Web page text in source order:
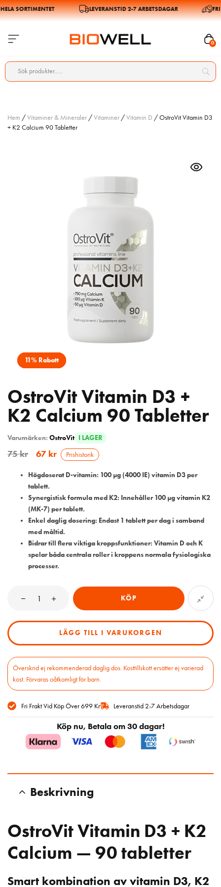
SORTIMENTET LEVERANSTID 2-7 ARBETSDAGAR FRI
0
Hem /Vitaminer & Mineraler /Vitaminer /Vitamin D / OstroVit Vitamin D3
+ K2 Calcium 90 Tabletter
11% Rabatt
OstroVit Vitamin D3 +
K2 Calcium 90 Tabletter
Varumärken: OstroVit I LAGER
75kr 67 kr Prishistorik
Högdoserat D-vitamin: 100 µg (4000 IE) vitamin D3 per
tablett.
Synergistisk formula med K2: Innehåller 100 µg vitamin K2
(MK-7) per tablett.
Enkel daglig dosering: Endast 1 tablett per dag i samband
med måltid.
Bidrar till flera viktiga kroppsfunktioner: Vitamin D och K
spelar båda centrala roller i kroppens normala fysiologiska
processer.
KÖP
LÄGG TILL I VARUKORGEN
Överskrid ej rekommenderad daglig dos. Kosttillskott ersätter ej varierad
kost. Förvaras oåtkomligt för barn.
Fri Frakt Vid Köp Över 699 Kr Leveranstid 2-7 Arbetsdagar
Köp nu, Betala om 30 dagar!
Beskrivning
OstroVit Vitamin D3 + K2
Calcium — 90 tabletter
Smart kombination av vitamin D3, K2